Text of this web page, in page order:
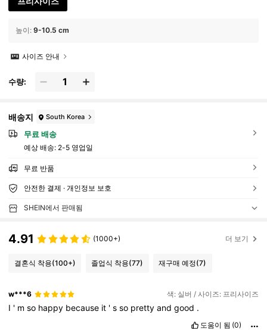
높이 : 9-10.5 cm
사이즈 안내
수량:
배송지 South Korea
무료 배송
예상 배송: 2-5 영업일
무료 반품
안전한 결제 · 개인정보 보호
SHEIN에서 판매됨
4.91 (1000+) 더 보기
결혼식 착용(100+) 졸업식 착용(77) 재구매 예정(7)
w***6 색: 실버 / 사이즈: 프리사이즈
I ' mso happy because it 'sso prettyandgood .
도움이 됨 (0)